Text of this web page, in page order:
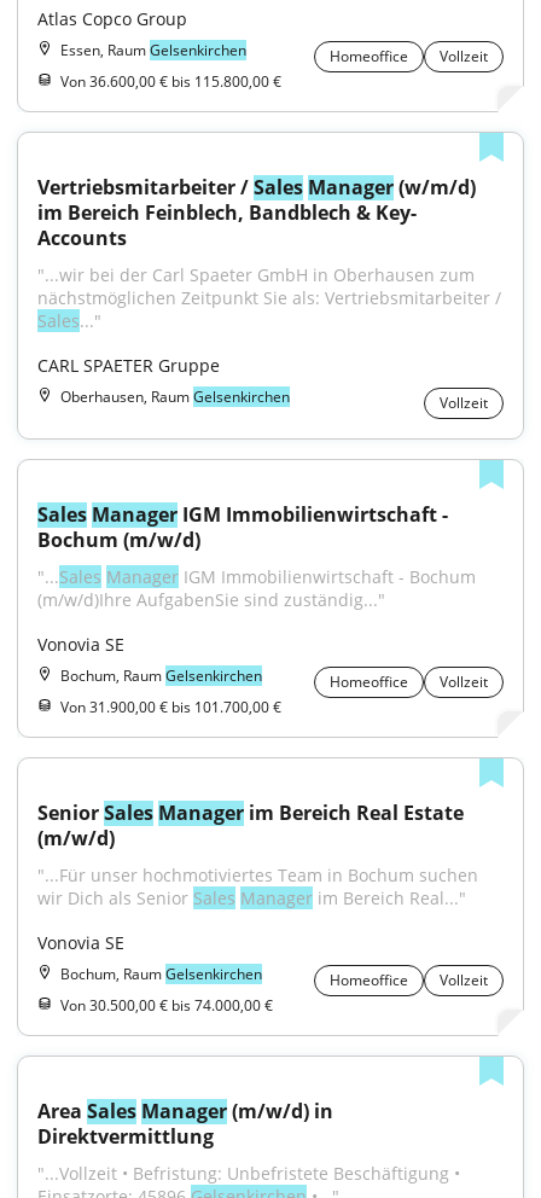
Atlas Copco Group
Essen, RaumGelsenkirchen Homeoffice
Vollzeit
Von 36.600,00 € bis 115.800,00 €
Vertriebsmitarbeiter / Sales Manager (w/m/d)
im Bereich Feinblech, Bandblech & Key-
Accounts
"...wir bei der Carl Spaeter GmbH in Oberhausen zum
Sales..."
CARL SPAETER Gruppe
Oberhausen, RaumGelsenkirchen Vollzeit
Sales Manager IGM Immobilienwirtschaft -
Bochum (m/w/d)
"...Sales Manager IGM Immobilienwirtschaft - Bochum
(m/w/d)Ihre AufgabenSie sind zuständig..."
Vonovia SE
Bochum, RaumGelsenkirchen Homeoffice
Vollzeit
Von 31.900,00 € bis 101.700,00 €
Senior Sales Manager im Bereich Real Estate
(m/w/d)
"...Für unser hochmotiviertes Team in Bochum suchen
wir Dich als Senior Sales Manager im Bereich Real..."
Vonovia SE
Bochum, RaumGelsenkirchen Homeoffice
Vollzeit
Von 30.500,00 € bis 74.000,00 €
Area Sales Manager (m/w/d) in
Direktvermittlung
"...Vollzeit • Befristung: Unbefristete Beschäftigung •